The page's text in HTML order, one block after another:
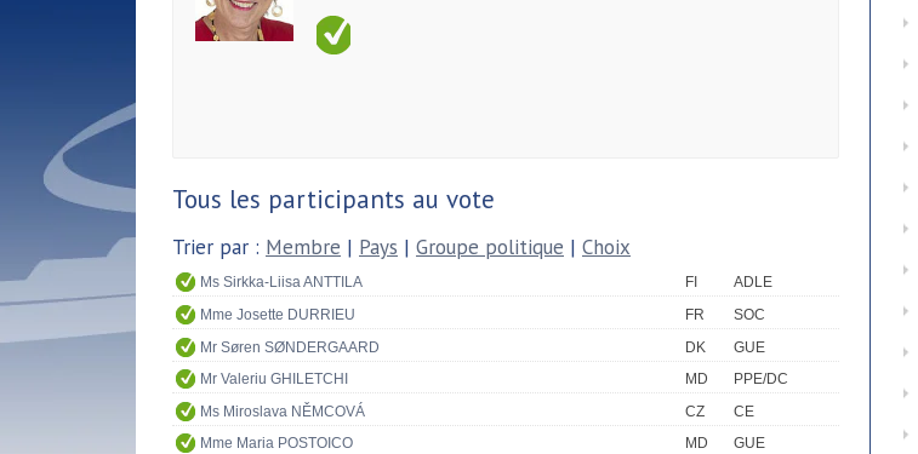
Tous les participants au vote
Trier par : Membre | Pays | Groupe politique | Choix
Ms Sirkka-Liisa ANTTILA FI
ADLE
Mme Josette DURRIEU
FR
SOC
Mr Søren SØNDERGAARD
DK
GUE
Mr Valeriu GHILETCHI
MD
PPE/DC
Ms Miroslava NĚMCOVÁ
CZ
CE
Mme Maria POSTOICO
MD
GUE